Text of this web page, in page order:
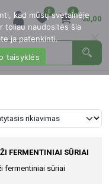
0 0
€0,00
FERMENTINIAI SŪRIAI
fermentiniai sūriai
kad mūsų svetainėje
toliau naudositės šia
ja patenkinti.
taisyklės